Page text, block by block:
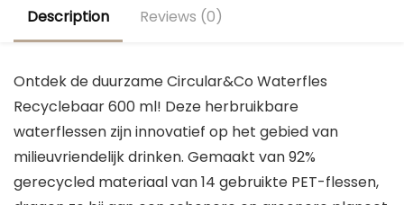
Description Reviews (0)
Ontdek de duurzame Circular&Co Waterfles
Recyclebaar 600 ml! Deze herbruikbare
waterflessen zijn innovatief op het gebied van
milieuvriendelijk drinken. Gemaakt van 92%
gerecycled materiaal van 14 gebruikte PET-flessen,